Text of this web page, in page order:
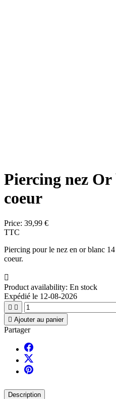
Piercing nez
coeur
Price: 39,99 €
TTC
Piercing pour le nez en or blanc
coeur.

Product availability: En stock
Expédié le 12-08-2026
 
 Ajouter au panier
Partager
Description